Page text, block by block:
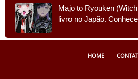
Majo to Ryouken
livro no Japão.
HOME